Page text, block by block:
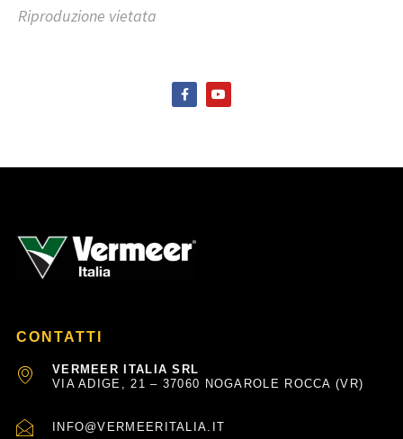
Riproduzione vietata
F
a
c
Y
o
u
CONTATTI
VERMEER ITALIA SRL
VIA ADIGE, 21 – 37060 NOGAROLE ROCCA (VR)
INFO@VERMEERITALIA.IT